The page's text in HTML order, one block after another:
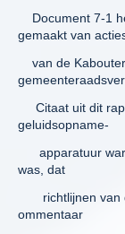
Document 7-1
gemaakt van
van de
Citaat uit dit
geluidsopname-
apparatuur
was, dat
richtlijnen van
ommentaar